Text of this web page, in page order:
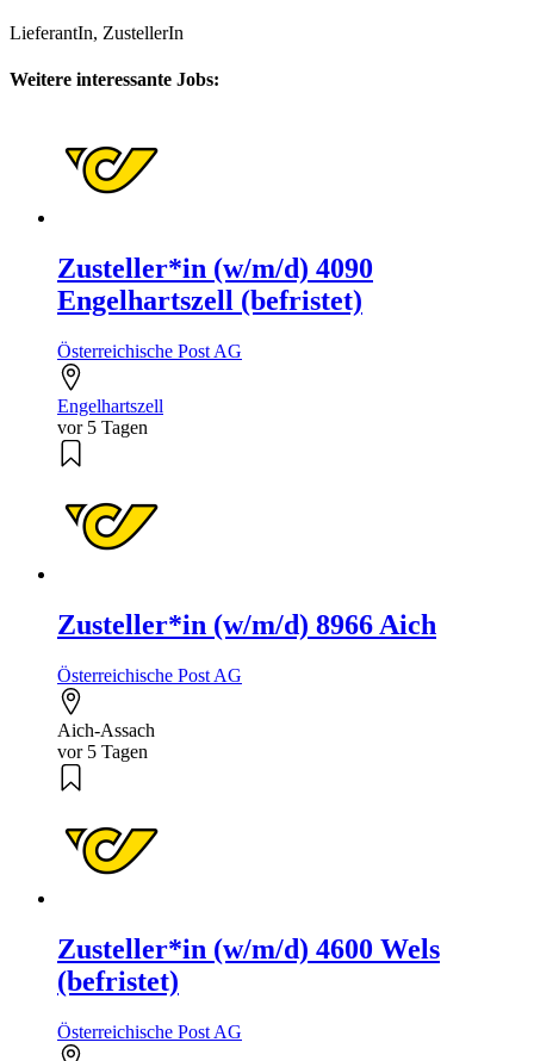
LieferantIn, ZustellerIn
Weitere interessante Jobs:
Zusteller*in (w/m/d) 4090
Engelhartszell (befristet)
Österreichische Post AG
Engelhartszell
vor 5 Tagen
Zusteller*in (w/m/d) 8966 Aich
Österreichische Post AG
Aich-Assach
vor 5 Tagen
Zusteller*in (w/m/d) 4600 Wels
(befristet)
Österreichische Post AG